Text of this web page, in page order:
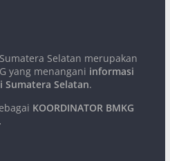
Selatan merupakan
yang menangani informasi
Selatan.
KOORDINATOR BMKG
.